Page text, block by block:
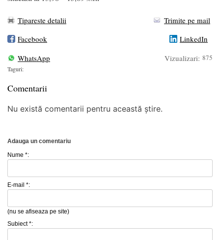
Tipareste detalii
Trimite pe mail
Facebook
LinkedIn
WhatsApp
Vizualizari: 875
Taguri:
Comentarii
Nu există comentarii pentru această știre.
Adauga un comentariu
Nume *:
E-mail *:
(nu se afiseaza pe site)
Subiect *: